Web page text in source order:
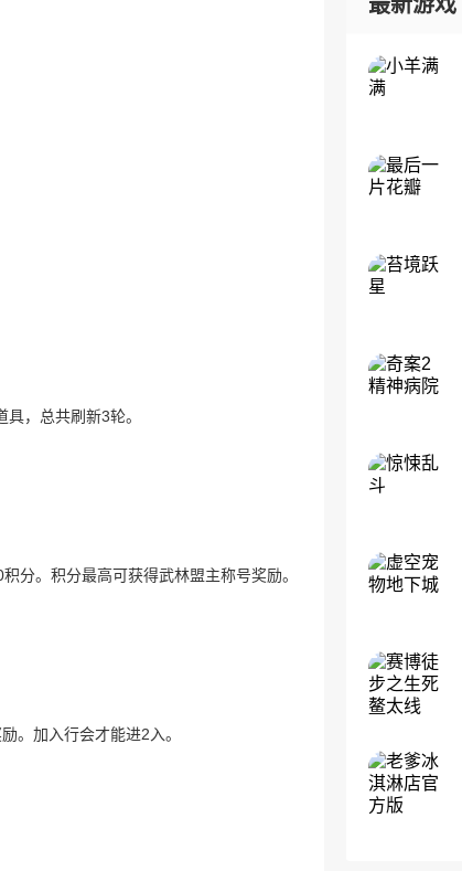
，总共刷新3轮。
分。积分最高可获得武林盟主称号奖励。
。加入行会才能进2入。